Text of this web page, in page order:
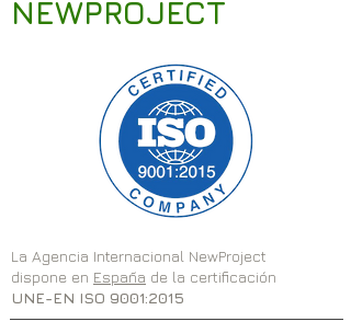
NEWPROJECT
La Agencia Internacional NewProject
dispone en España de la certificación
UNE-EN ISO 9001:2015